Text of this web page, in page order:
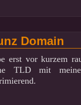
Domain
erst vor kurzem
TLD mit